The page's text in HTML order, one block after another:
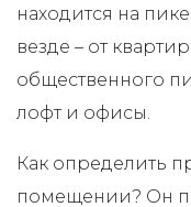
находится на
везде – от
общественного
лофт и офисы.
Как определить
помещении? Он